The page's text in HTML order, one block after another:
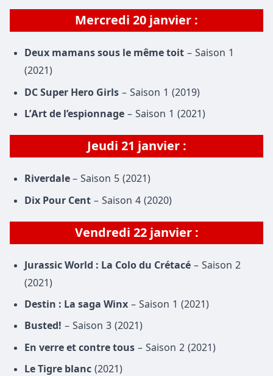
Mercredi 20 janvier :
Deux mamans sous le même toit – Saison 1
(2021)
DC Super Hero Girls – Saison 1 (2019)
L’Art de l’espionnage – Saison 1 (2021)
Jeudi 21 janvier :
Riverdale – Saison 5 (2021)
Dix Pour Cent – Saison 4 (2020)
Vendredi 22 janvier :
Jurassic World : La Colo du Crétacé – Saison 2
(2021)
Destin : La saga Winx – Saison 1 (2021)
Busted! – Saison 3 (2021)
En verre et contre tous – Saison 2 (2021)
Le Tigre blanc (2021)